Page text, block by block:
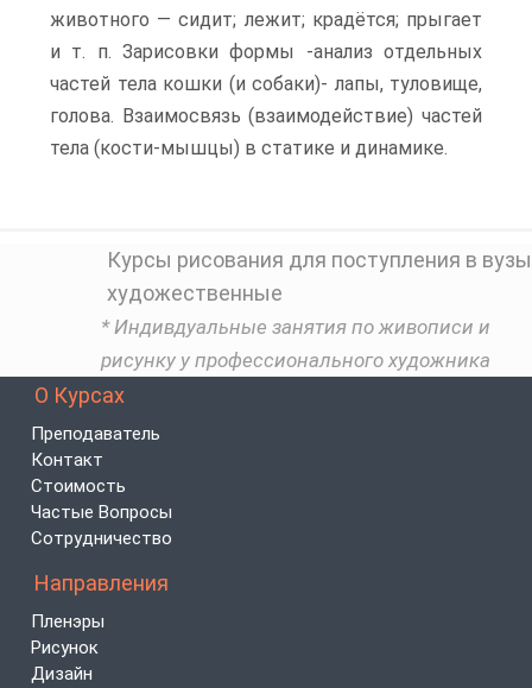
животного — сидит; лежит; крадётся; прыгает
и т. п. Зарисовки формы -анализ отдельных
частей тела кошки (и собаки)- лапы, туловище,
голова. Взаимосвязь (взаимодействие) частей
тела (кости-мышцы) в статике и динамике.
Курсы рисования для поступления в вузы
художественные
* Индивдуальные занятия по живописи и
рисунку у профессионального художника
О Курсах
Преподаватель
Контакт
Стоимость
Частые Вопросы
Сотрудничество
Направления
Пленэры
Рисунок
Дизайн